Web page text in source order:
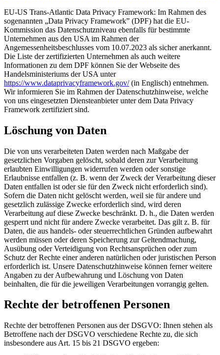
EU-US Trans-Atlantic Data Privacy Framework: Im Rahmen des
sogenannten „Data Privacy Framework” (DPF) hat die EU-
Kommission das Datenschutzniveau ebenfalls für bestimmte
Unternehmen aus den USA im Rahmen der
Angemessenheitsbeschlusses vom 10.07.2023 als sicher anerkannt.
Die Liste der zertifizierten Unternehmen als auch weitere
Informationen zu dem DPF können Sie der Webseite des
Handelsministeriums der USA unter
https://www.dataprivacyframework.gov/(in Englisch) entnehmen.
Wir informieren Sie im Rahmen der Datenschutzhinweise, welche
von uns eingesetzten Diensteanbieter unter dem Data Privacy
Framework zertifiziert sind.
Löschung von Daten
Die von uns verarbeiteten Daten werden nach Maßgabe der
gesetzlichen Vorgaben gelöscht, sobald deren zur Verarbeitung
erlaubten Einwilligungen widerrufen werden oder sonstige
Erlaubnisse entfallen (z. B. wenn der Zweck der Verarbeitung dieser
Daten entfallen ist oder sie für den Zweck nicht erforderlich sind).
Sofern die Daten nicht gelöscht werden, weil sie für andere und
gesetzlich zulässige Zwecke erforderlich sind, wird deren
Verarbeitung auf diese Zwecke beschränkt. D. h., die Daten werden
gesperrt und nicht für andere Zwecke verarbeitet. Das gilt z. B. für
Daten, die aus handels- oder steuerrechtlichen Gründen aufbewahrt
werden müssen oder deren Speicherung zur Geltendmachung,
Ausübung oder Verteidigung von Rechtsansprüchen oder zum
Schutz der Rechte einer anderen natürlichen oder juristischen Person
erforderlich ist. Unsere Datenschutzhinweise können ferner weitere
Angaben zu der Aufbewahrung und Löschung von Daten
beinhalten, die für die jeweiligen Verarbeitungen vorrangig gelten.
Rechte der betroffenen Personen
Rechte der betroffenen Personen aus der DSGVO: Ihnen stehen als
Betroffene nach der DSGVO verschiedene Rechte zu, die sich
insbesondere aus Art. 15 bis 21 DSGVO ergeben: